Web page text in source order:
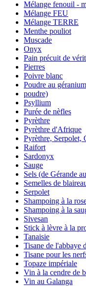
Mélange fenouil -
Mélange FEU
Mélange TERRE
Menthe pouliot
Muscade
Onyx
Pain précuit de
Pierres
Poivre blanc
Poudre au géranium
poudre)
Psyllium
Purée de nèfles
Pyrèthre
Pyrèthre d'Afrique
Pyrèthre, Serpolet,
Raifort
Sardonyx
Sauge
Sels (de Gérande
Semelles de
Serpolet
Shampoing à la
Shampoing à la
Sivesan
Stick à lèvre à la
Tanaisie
Tisane de l'abbaye
Tisane pour les
Topaze impériale
Vin à la cendre de
Vin au Galanga